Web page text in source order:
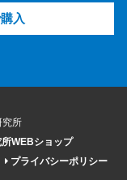
入
所
WEBショップ
プライバシーポリシー